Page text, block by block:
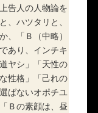
告人の人物論を
、ハツタリと、
、「Ｂ（中略）
あり、インチキ
ヤシ」「天性の
性格」「己れの
ばないオポチユ
Ｂの素顔は、昼